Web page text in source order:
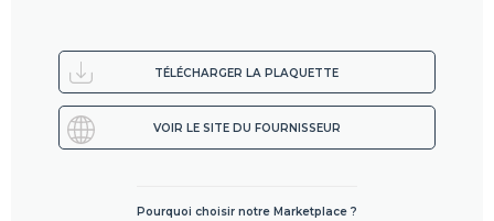
TÉLÉCHARGER LA PLAQUETTE
VOIR LE SITE DU FOURNISSEUR
Pourquoi choisir notre Marketplace ?